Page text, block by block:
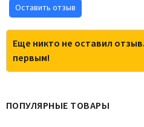
Оставить отзыв
Еще никто не оставил
первым!
ПОПУЛЯРНЫЕ ТОВАРЫ